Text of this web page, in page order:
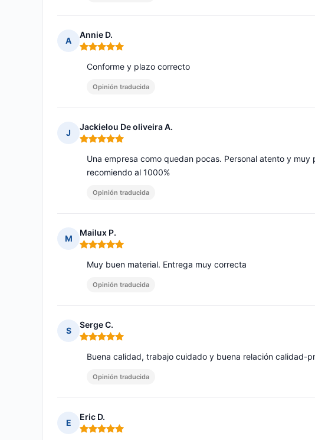
A
Annie D.
Nota: 5 de 5
Conforme y plazo correcto
Opinión traducida
J
Jackielou De oliveira A.
Nota: 5 de 5
Una empresa como quedan pocas. Personal atento y
recomiendo al 1000%
Opinión traducida
M
Mailux P.
Nota: 5 de 5
Muy buen material. Entrega muy correcta
Opinión traducida
S
Serge C.
Nota: 5 de 5
Buena calidad, trabajo cuidado y buena relación calidad-
Opinión traducida
E
Eric D.
Nota: 5 de 5